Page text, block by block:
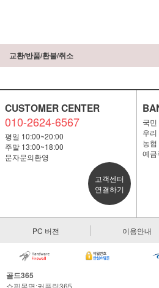
교환/반품/환불/취소
CUSTOMER CENTER
010-2624-6567
평일 10:00~20:00
주말 13:00~18:00
문자문의환영
고객센터
연결하기
국
우
농
예금
PC 버전 이용안내
골드365